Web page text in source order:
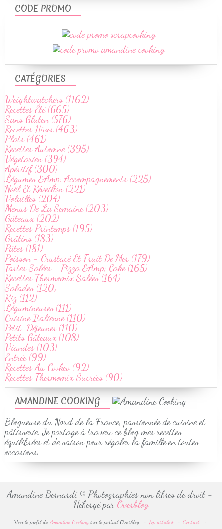
AMANDINE COOKING
Blogueuse du Nord de la France, passionnée de cuisine et
pâtisserie. Je partage à travers ce blog mes recettes
équilibrées et de saison pour régaler la famille en toutes
occasions.
CATÉGORIES
Weightwatchers (1162)
Recettes Été (665)
Sans Gluten (576)
Recettes Hiver (463)
Plats (461)
Recettes Automne (395)
Végetarien (394)
Apéritif (300)
Légumes &Amp; Accompagnements (225)
Noël Et Réveillon (221)
Volailles (204)
Menus De La Semaine (203)
Gâteaux (202)
Recettes Printemps (195)
Grâtins (183)
Pâtes (181)
Poisson - Crustacé Et Fruit De Mer (179)
Tartes Salées - Pizza &Amp; Cake (165)
Recettes Thermomix Salées (164)
Salades (120)
Riz (112)
Légumineuses (111)
Cuisine Italienne (110)
Petit-Déjeuner (110)
Petits Gâteaux (108)
Viandes (103)
Entrée (99)
Recettes Au Cookeo (92)
Recettes Thermomix Sucrées (90)
CODE PROMO
Amandine Bernardi © Photographies non libres de droit -
Hébergé par Overblog
Voir le profil de Amandine Cooking sur le portail Overblog Top articles
Contact